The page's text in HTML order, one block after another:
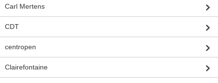
Carl Mertens
CDT
centropen
Clairefontaine